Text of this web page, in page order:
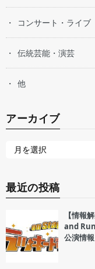
コンサート・ライブ
伝統芸能・演芸
他
アーカイブ
最近の投稿
【情報
and
公演情